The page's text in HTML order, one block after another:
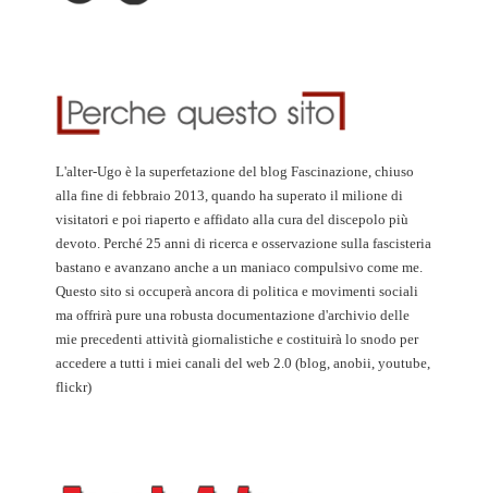
L'alter-Ugo è la superfetazione del blog Fascinazione, chiuso
alla fine di febbraio 2013, quando ha superato il milione di
visitatori e poi riaperto e affidato alla cura del discepolo più
devoto. Perché 25 anni di ricerca e osservazione sulla fascisteria
bastano e avanzano anche a un maniaco compulsivo come me.
Questo sito si occuperà ancora di politica e movimenti sociali
ma offrirà pure una robusta documentazione d'archivio delle
mie precedenti attività giornalistiche e costituirà lo snodo per
accedere a tutti i miei canali del web 2.0 (blog, anobii, youtube,
flickr)